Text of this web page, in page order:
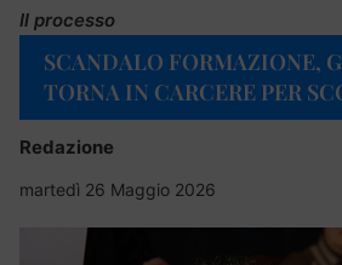
Il processo
SCANDALO FORMAZIONE,
TORNA IN CARCERE PER
Redazione
martedì 26 Maggio 2026